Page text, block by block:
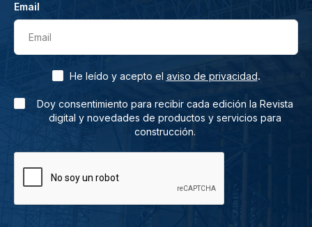
Email
Email
He leído y acepto el aviso de privacidad.
Doy consentimiento para recibir cada edición la Revista
digital y novedades de productos y servicios para
construcción.